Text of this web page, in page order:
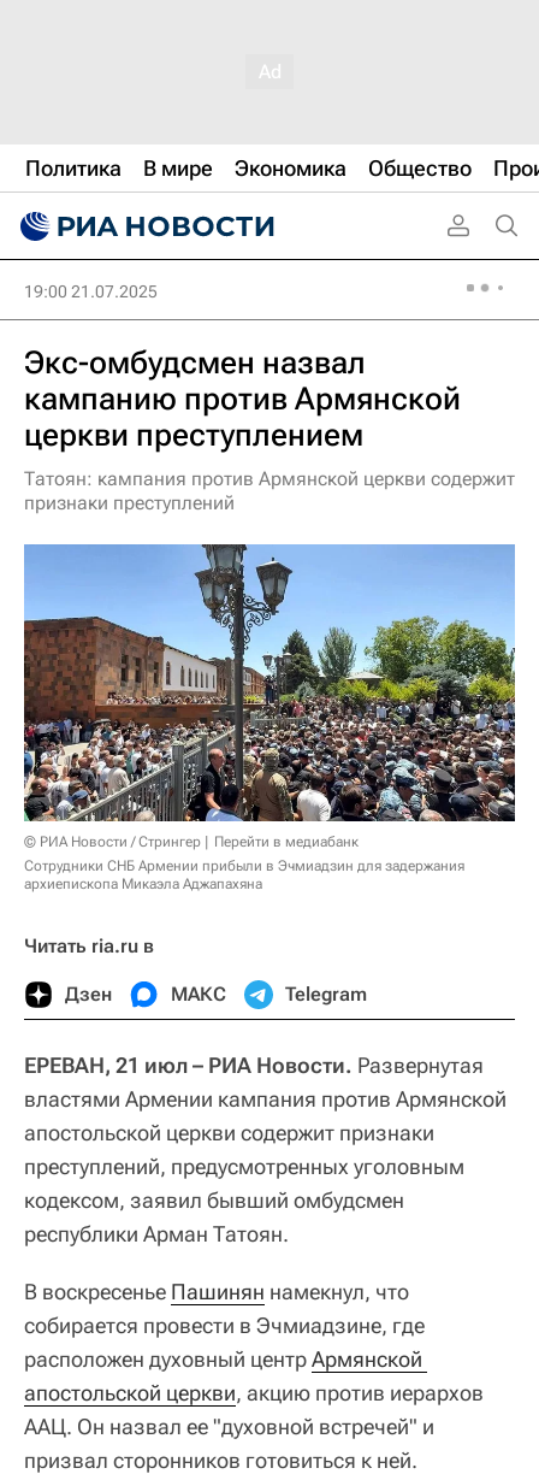
Политика В мире Экономика Общество
19:00 21.07.2025
Экс-омбудсмен назвал
кампанию против Армянской
церкви преступлением
Татоян: кампания против Армянской церкви содержит
признаки преступлений
© РИА Новости / Стрингер
Перейти в медиабанк
Сотрудники СНБ Армении прибыли в Эчмиадзин для задержания
архиепископа Микаэла Аджапахяна
Читать ria.ru в
Дзен МАКС Telegram
ЕРЕВАН, 21 июл – РИА Новости. Развернутая
властями Армении кампания против Армянской
апостольской церкви содержит признаки
преступлений, предусмотренных уголовным
кодексом, заявил бывший омбудсмен
республики Арман Татоян.
В воскресенье Пашинян намекнул, что
собирается провести в Эчмиадзине, где
расположен духовный центрАрмянской
апостольской церкви, акцию против иерархов
ААЦ. Он назвал ее "духовной встречей" и
призвал сторонников готовиться к ней.